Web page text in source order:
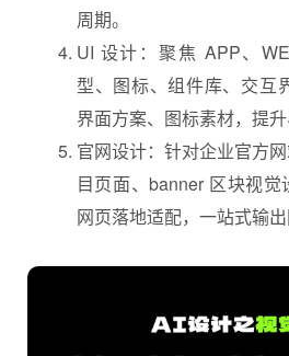
周期。
UI 设计：聚焦 APP、
型、图标、组件库、交互
界面方案、图标素材，提升
官网设计：针对企业官方
目页面、banner 区块视
网页落地适配，一站式输出